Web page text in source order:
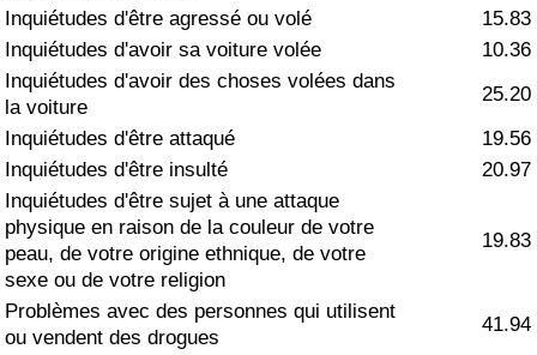
Inquiétudes d'être agressé ou volé
15.83
Inquiétudes d'avoir sa voiture volée
10.36
Inquiétudes d'avoir des choses volées dans
la voiture
25.20
Inquiétudes d'être attaqué
19.56
Inquiétudes d'être insulté
20.97
Inquiétudes d'être sujet à une attaque
physique en raison de la couleur de votre
peau, de votre origine ethnique, de votre
sexe ou de votre religion
19.83
Problèmes avec des personnes qui utilisent
ou vendent des drogues
41.94
Soins de santé
Indice des soins de santé (Actuel)
Indice des soins de santé
Indice des soins de santé par Pays
Pollution
Indice de Pollution (Actuel)